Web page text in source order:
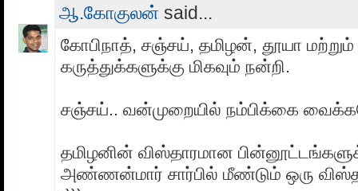
ஆ.கோகுலன் said...
கோபிநாத், சஞ்சய், தமிழன், தூயா
கருத்துக்களுக்கு மிகவும் நன்றி.
சஞ்சய்.. வன்முறையில் நம்பிக்கை
தமிழனின் விஸ்தாரமான
அண்ணன்மார் சார்பில் மீண்டும் ஒரு